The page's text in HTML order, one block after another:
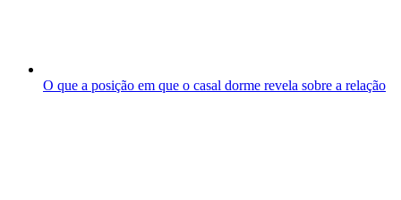
O que a posição em que o casal dorme revela sobre a relação